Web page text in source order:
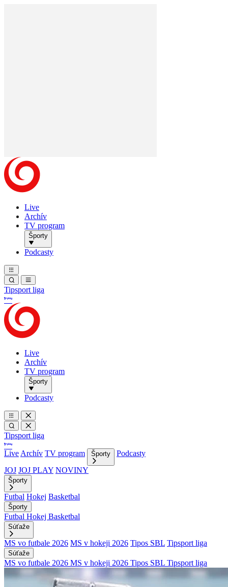
Live
Archív
TV program
Športy
Podcasty
Tipsport liga
Live
Archív
TV program
Športy
Podcasty
Tipsport liga
Live Archív TV program Športy
Podcasty
JOJ JOJ PLAY NOVINY
Športy
Futbal Hokej Basketbal
Športy
Futbal Hokej Basketbal
Súťaže
MS vo futbale 2026 MS v hokeji 2026 Tipos SBL Tipsport liga
Súťaže
MS vo futbale 2026 MS v hokeji 2026 Tipos SBL Tipsport liga